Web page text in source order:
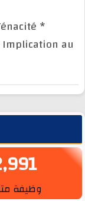
* Ténacité
* Implication
2,991
وظيفة متاحة